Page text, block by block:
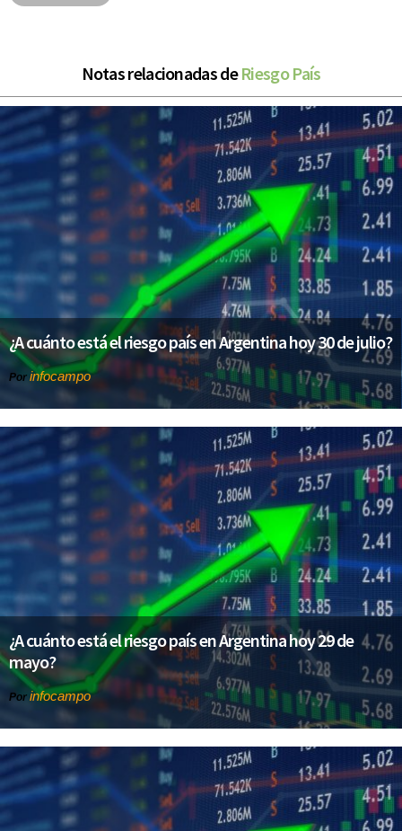
Notas relacionadas deRiesgo País
¿A cuánto está el riesgo país en Argentina hoy 30 de julio?
Por infocampo
¿A cuánto está el riesgo país en Argentina hoy 29 de
mayo?
Por infocampo